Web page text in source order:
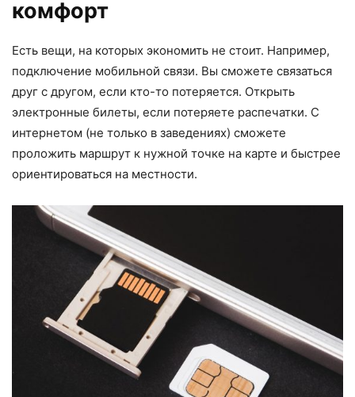
комфорт
Есть вещи, на которых экономить не стоит. Например,
подключение мобильной связи. Вы сможете связаться
друг с другом, если кто-то потеряется. Открыть
электронные билеты, если потеряете распечатки. С
интернетом (не только в заведениях) сможете
проложить маршрут к нужной точке на карте и быстрее
ориентироваться на местности.